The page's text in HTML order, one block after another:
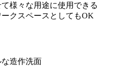
様々な用途に使用できる
クスペースとしてもOK
な造作洗面